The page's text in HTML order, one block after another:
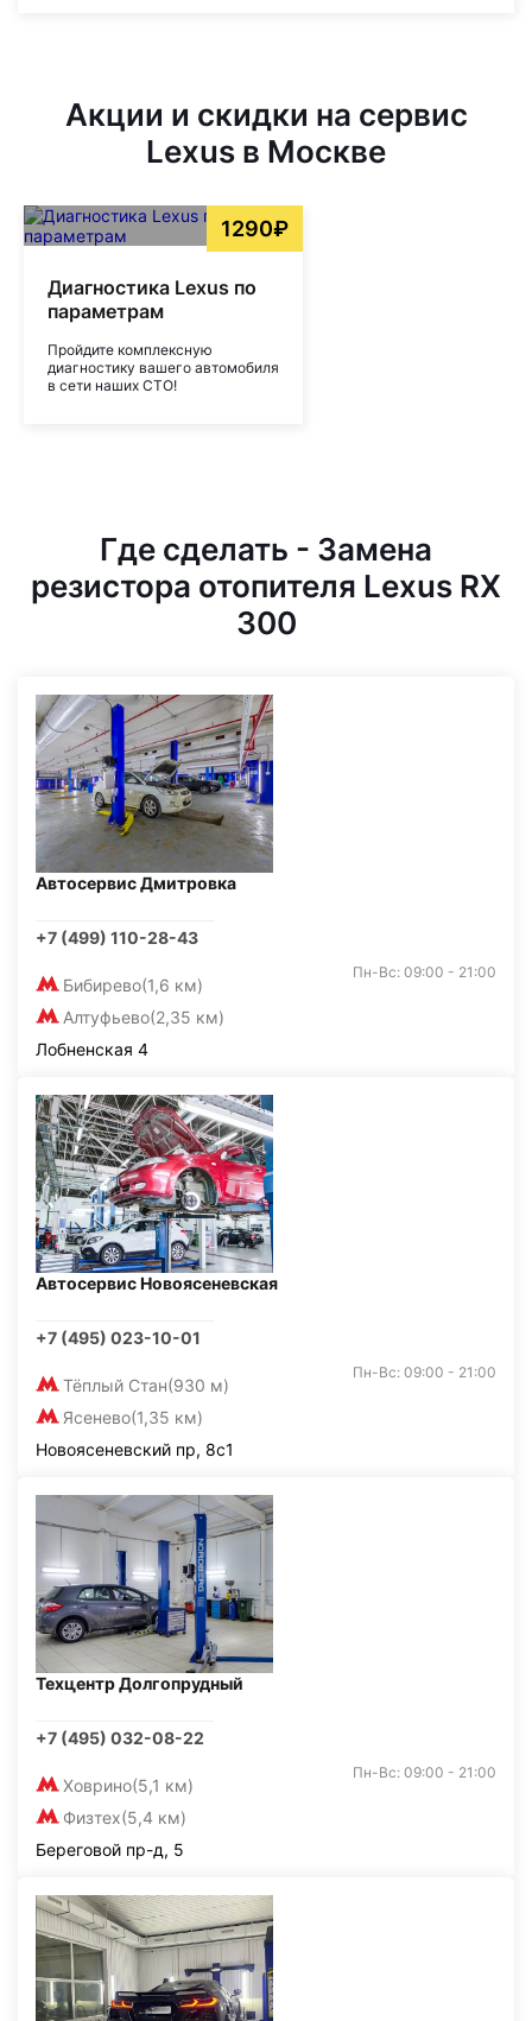
Акции и скидки на сервис
Lexus в Москве
1290₽
Диагностика Lexus по
параметрам
Пройдите комплексную
диагностику вашего автомобиля
в сети наших СТО!
Где сделать - Замена
резистора отопителя Lexus RX
300
Автосервис Дмитровка
+7 (499) 110-28-43
Бибирево(1,6 км)
Алтуфьево(2,35 км)
Пн-Вс: 09:00 - 21:00
Лобненская 4
Автосервис Новоясеневская
+7 (495) 023-10-01
Тёплый Стан(930 м)
Ясенево(1,35 км)
Пн-Вс: 09:00 - 21:00
Новоясеневский пр, 8с1
Техцентр Долгопрудный
+7 (495) 032-08-22
Ховрино(5,1 км)
Физтех(5,4 км)
Пн-Вс: 09:00 - 21:00
Береговой пр-д, 5